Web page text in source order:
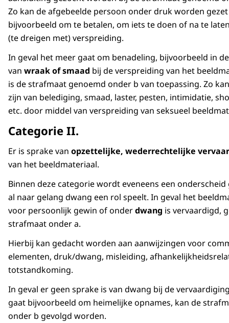
Zo kan de afgebeelde persoon onder druk worden gezet
bijvoorbeeld om te betalen, om iets te doen of na te
(te dreigen met) verspreiding.
In geval het meer gaat om benadeling, bijvoorbeeld in
van wraak of smaad bij de verspreiding van het
is de strafmaat genoemd onder b van toepassing. Zo
zijn van belediging, smaad, laster, pesten, intimidatie,
etc. door middel van verspreiding van seksueel
Categorie II.
Er is sprake van opzettelijke, wederrechtelijke
van het beeldmateriaal.
Binnen deze categorie wordt eveneens een onderscheid
al naar gelang dwang een rol speelt. In geval het
voor persoonlijk gewin of onderdwang is vervaardigd,
strafmaat onder a.
Hierbij kan gedacht worden aan aanwijzingen voor
elementen, druk/dwang, misleiding,
totstandkoming.
In geval er geen sprake is van dwang bij de
gaat bijvoorbeeld om heimelijke opnames, kan de
onder b gevolgd worden.